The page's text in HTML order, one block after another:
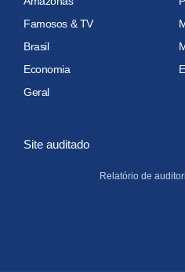
Famosos & TV
Brasil
Economia
Geral
Site auditado
Relatório de